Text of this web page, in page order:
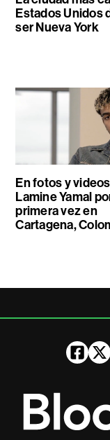
Estados Unidos
ser Nueva York
En fotos y
Lamine Yamal
primera vez en
Cartagena,